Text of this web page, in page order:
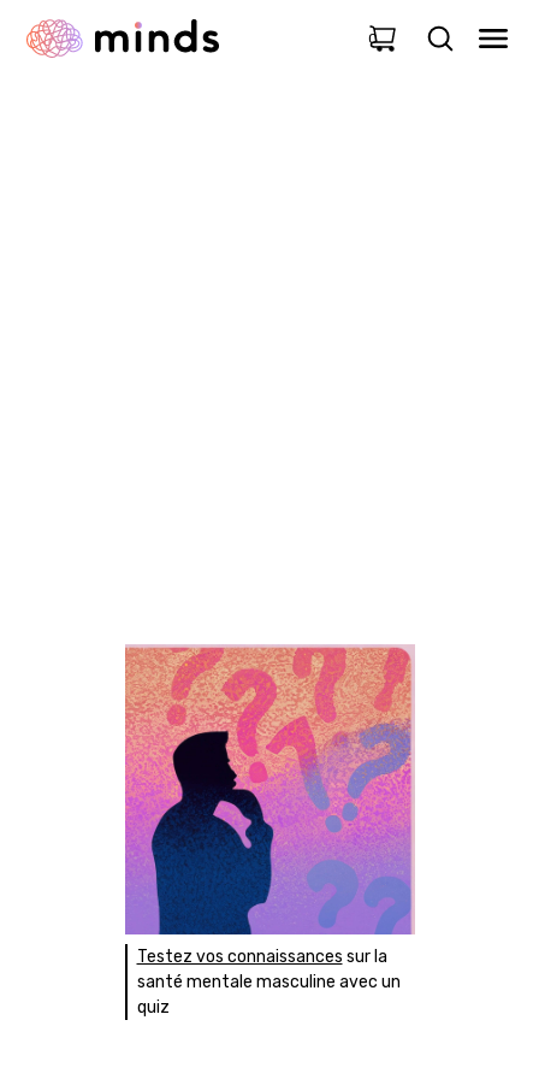
0
Testez vos connaissances sur la
santé mentale masculine avec un
quiz